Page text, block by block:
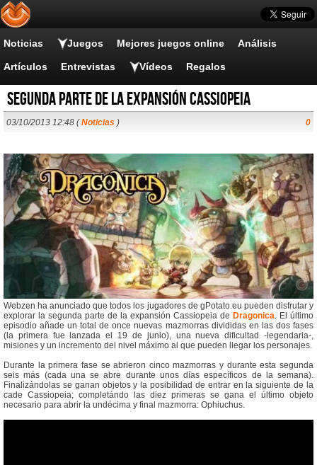
Noticias Juegos Mejores juegos online Análisis
Artículos Entrevistas Vídeos Regalos
Segunda parte de la expansión Cassiopeia
03/10/2013 12:48 (Noticias ) 0
Webzen ha anunciado que todos los jugadores de gPotato.eu pueden disfrutar y
explorar la segunda parte de la expansión Cassiopeia de Dragonica. El último
episodio añade un total de once nuevas mazmorras divididas en las dos fases
(la primera fue lanzada el 19 de junio), una nueva dificultad -legendaria-,
misiones y un incremento del nivel máximo al que pueden llegar los personajes.
Durante la primera fase se abrieron cinco mazmorras y durante esta segunda
seis más (cada una se abre durante unos días específicos de la semana).
Finalizándolas se ganan objetos y la posibilidad de entrar en la siguiente de la
cade Cassiopeia; completándo las diez primeras se gana el último objeto
necesario para abrir la undécima y final mazmorra: Ophiuchus.